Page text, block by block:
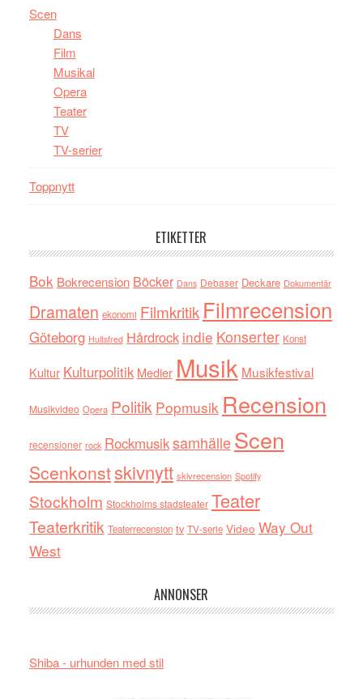
Scen
Dans
Film
Musikal
Opera
Teater
TV
TV-serier
Toppnytt
ETIKETTER
Bok Bokrecension Böcker Dans Debaser Deckare Dokumentär
Dramaten ekonomi Filmkritik Filmrecension
Göteborg Hultsfred Hårdrock indie Konserter Konst
Kultur Kulturpolitik Medier Musik Musikfestival
Musikvideo Opera Politik Popmusik Recension
recensioner rock RockmusiksamhälleScen
Scenkonstskivnytt skivrecension Spotify
Stockholm Stockholms stadsteater Teater
Teaterkritik Teaterrecension tv TV-serie Video Way Out
West
ANNONSER
Shiba - urhunden med stil